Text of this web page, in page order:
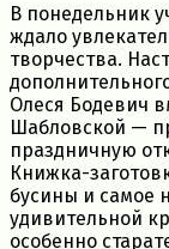
В понедельник
ждало
творчества.
Олеся Бодевич
Шабловской —
праздничную
Книжка-
бусины и самое
удивительной
особенно